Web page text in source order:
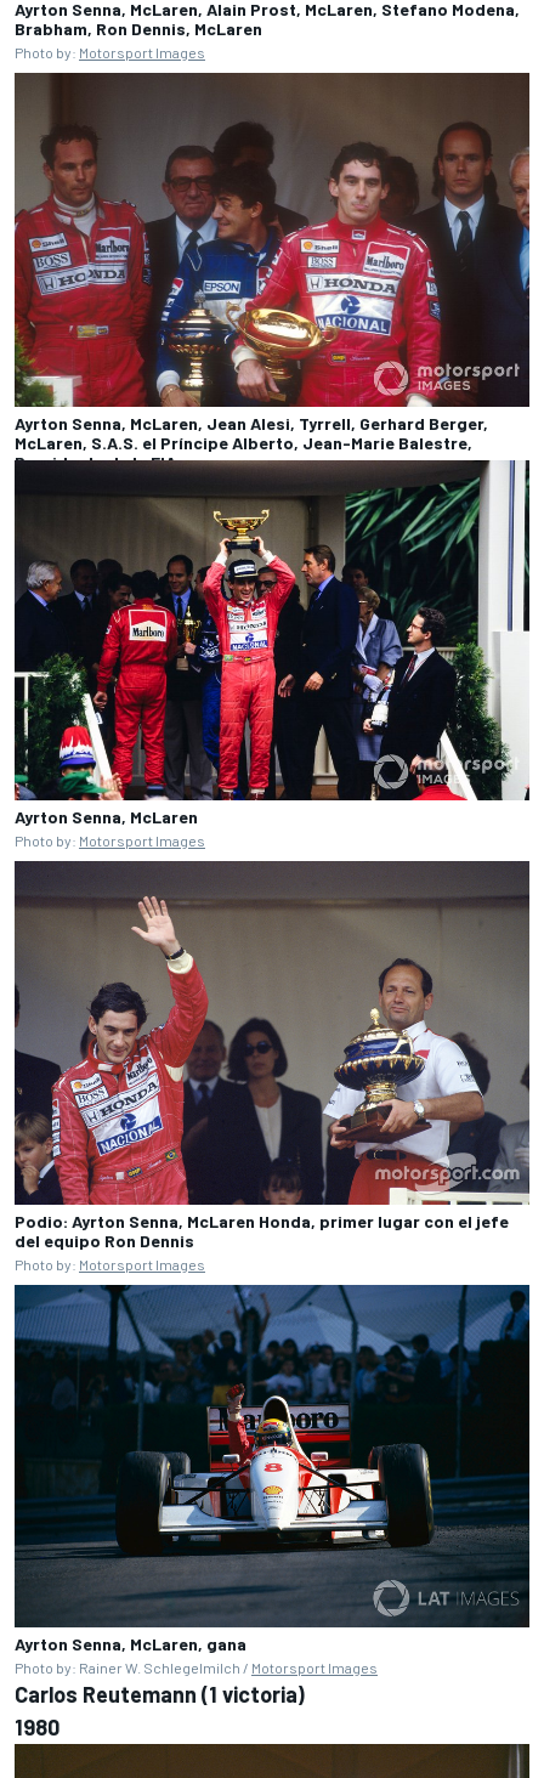
Ayrton Senna, McLaren, Alain Prost, McLaren, Stefano Modena,
Brabham, Ron Dennis, McLaren
Photo by: Motorsport Images
Ayrton Senna, McLaren, Jean Alesi, Tyrrell, Gerhard Berger,
McLaren, S.A.S. el Príncipe Alberto, Jean-Marie Balestre,
Presidente de la FIA
Ayrton Senna, McLaren
Photo by: Motorsport Images
Podio: Ayrton Senna, McLaren Honda, primer lugar con el jefe
del equipo Ron Dennis
Photo by: Motorsport Images
Ayrton Senna, McLaren, gana
Photo by: Rainer W. Schlegelmilch / Motorsport Images
Carlos Reutemann (1 victoria)
1980